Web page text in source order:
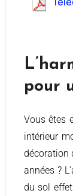
pour
Vous êtes en quête d’inspiration pour aménager un
intérieur
décoration
années ?
du sol